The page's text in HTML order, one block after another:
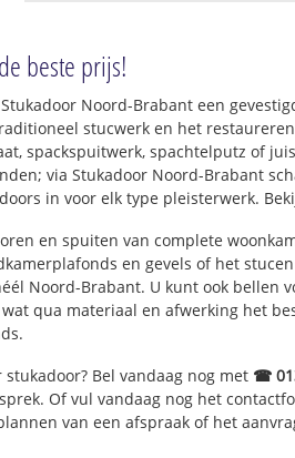
beste prijs!
Noord-Brabant een
stucwerk en het
spackspuitwerk, spachtelputz of
via Stukadoor Noord-Brabant
in voor elk type pleisterwerk.
en spuiten van complete
en gevels of het
Noord-Brabant. U kunt ook bellen
qua materiaal en afwerking het
Bel vandaag nog met ☎
Of vul vandaag nog het
van een afspraak of het